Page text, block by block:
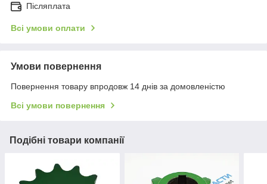
Післяплата
Всі умови оплати
Умови повернення
Повернення товару впродовж 14 днів за домовленістю
Всі умови повернення
Подібні товари компанії